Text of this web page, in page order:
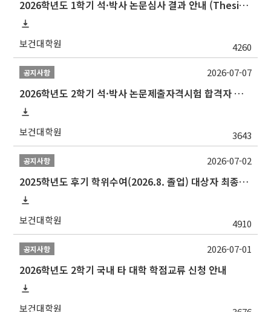
2026학년도 1학기 석·박사 논문심사 결과 안내 (Thesis Defense Result)
보건대학원 4260
공지사항
2026학년도 2학기 석·박사 논문제출자격시험 합격자 공고(TSQ Exam Result)
보건대학원 3643
2026-07-07
공지사항
2025학년도 후기 학위수여(2026.8. 졸업) 대상자 최종인준 논문 제출 안내
보건대학원 4910
2026-07-02
공지사항
2026학년도 2학기 국내 타 대학 학점교류 신청 안내
보건대학원
2026-07-01